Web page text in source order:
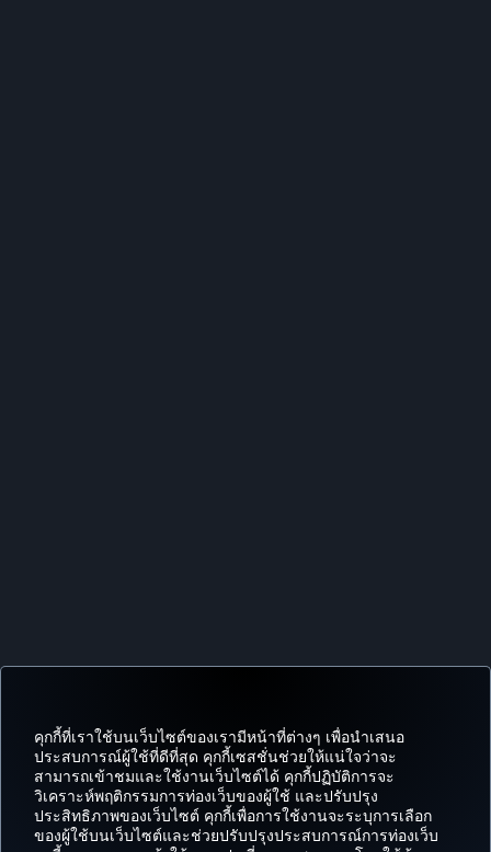
คุกกี้ที่เราใช้บนเว็บไซต์ของเรามีหน้าที่ต่างๆ เพื่อนำเสนอ
ประสบการณ์ผู้ใช้ที่ดีที่สุด คุกกี้เซสชั่นช่วยให้แน่ใจว่าจะ
สามารถเข้าชมและใช้งานเว็บไซต์ได้ คุกกี้ปฏิบัติการจะ
วิเคราะห์พฤติกรรมการท่องเว็บของผู้ใช้ และปรับปรุง
ประสิทธิภาพของเว็บไซต์ คุกกี้เพื่อการใช้งานจะระบุการเลือก
ของผู้ใช้บนเว็บไซต์และช่วยปรับปรุงประสบการณ์การท่องเว็บ
Facebook
TwitterInstagram
YouTubeLinkedIn
Tiktokบล็อกพินเทอเรส
จอง
ข้อ
เสนอ
ความ
ไมล์
CORPORATE TURKISH